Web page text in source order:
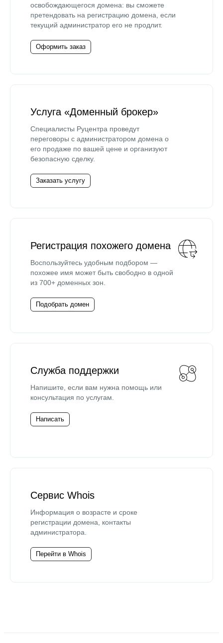
освобождающегося домена: вы сможете
претендовать на регистрацию домена, если
текущий администратор его не продлит.
Оформить заказ
Услуга «Доменный брокер»
Специалисты Руцентра проведут
переговоры с администратором домена о
его продаже по вашей цене и организуют
безопасную сделку.
Заказать услугу
Регистрация похожего домена
Воспользуйтесь удобным подбором —
похожее имя может быть свободно в одной
из 700+ доменных зон.
Подобрать домен
Служба поддержки
Напишите, если вам нужна помощь или
консультация по услугам.
Написать
Сервис Whois
Информация о возрасте и сроке
регистрации домена, контакты
администратора.
Перейти в Whois